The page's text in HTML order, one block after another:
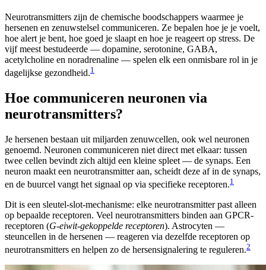
Neurotransmitters zijn de chemische boodschappers waarmee je
hersenen en zenuwstelsel communiceren. Ze bepalen hoe je je voelt,
hoe alert je bent, hoe goed je slaapt en hoe je reageert op stress. De
vijf meest bestudeerde — dopamine, serotonine, GABA,
acetylcholine en noradrenaline — spelen elk een onmisbare rol in je
dagelijkse gezondheid.1
Hoe communiceren neuronen via
neurotransmitters?
Je hersenen bestaan uit miljarden zenuwcellen, ook wel neuronen
genoemd. Neuronen communiceren niet direct met elkaar: tussen
twee cellen bevindt zich altijd een kleine spleet — de synaps. Een
neuron maakt een neurotransmitter aan, scheidt deze af in de synaps,
en de buurcel vangt het signaal op via specifieke receptoren.1
Dit is een sleutel-slot-mechanisme: elke neurotransmitter past alleen
op bepaalde receptoren. Veel neurotransmitters binden aan GPCR-
receptoren (G-eiwit-gekoppelde receptoren). Astrocyten —
steuncellen in de hersenen — reageren via dezelfde receptoren op
neurotransmitters en helpen zo de hersensignalering te reguleren.2